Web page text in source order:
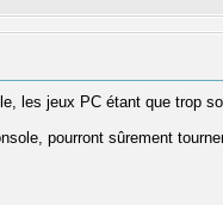
les jeux PC étant que trop
pourront sûrement